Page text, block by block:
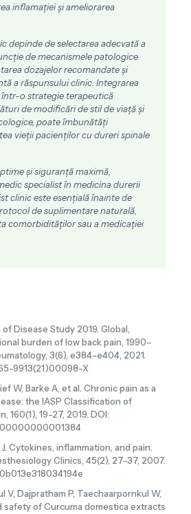
inflamației și ameliorarea
depinde de selectarea adecvată a
de mecanismele patologice
dozajelor recomandate și
a răspunsului clinic. Integrarea
o strategie terapeutică
de modificări de stil de viață și
poate îmbunătăți
vieții pacienților cu dureri spinale
și siguranță maximă,
specialist în medicina durerii
clinic este esențială înainte de
de suplimentare naturală,
comorbidităților sau a medicației
Disease Study 2019. Global,
burden of low back pain, 1990–
3(6), e384-e404, 2021.
9913(21)00098-X
W, Barke A, et al. Chronic pain as a
the IASP Classification of
160(1), 19-27, 2019. DOI:
Cytokines, inflammation, and pain.
Clinics, 45(2), 27-37, 2007.
V, Dajpratham P, Taechaarpornkul W,
safety of Curcuma domestica extracts